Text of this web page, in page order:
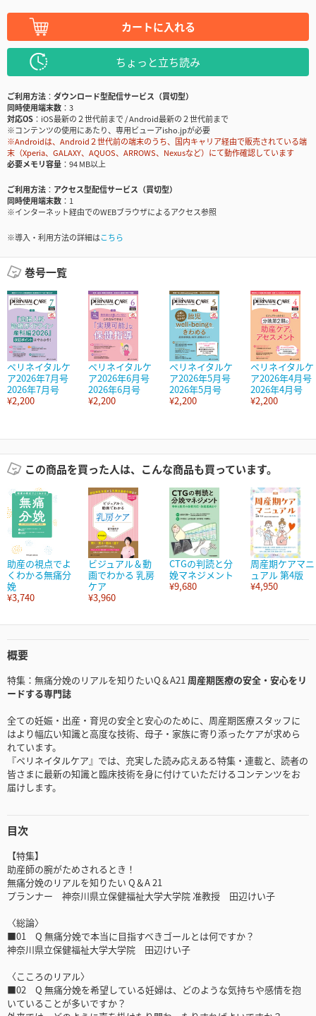
カートに入れる
ちょっと立ち読み
ご利用方法
ダウンロード型配信サービス（買切型）
同時使用端末数
3
対応OS
iOS最新の２世代前まで / Android最新の２世代前まで
※コンテンツの使用にあたり、専用ビューアisho.jpが必要
※Androidは、Android２世代前の端末のうち、国内キャリア経由で販売されている端
末（Xperia、GALAXY、AQUOS、ARROWS、Nexusなど）にて動作確認しています
必要メモリ容量
94 MB以上
ご利用方法
アクセス型配信サービス（買切型）
同時使用端末数
1
※インターネット経由でのWEBブラウザによるアクセス参照
※導入・利用方法の詳細はこちら
巻号一覧
ペリネイタルケ
ア2026年7月号
2026年7月号
¥2,200
ペリネイタルケ
ア2026年6月号
2026年6月号
¥2,200
ペリネイタルケ
ア2026年5月号
2026年5月号
¥2,200
ペリネイタルケ
ア2026年4月号
2026年4月号
¥2,200
この商品を買った人は、こんな商品も買っています。
助産の視点でよ
くわかる無痛分
娩
¥3,740
ビジュアル＆動
画でわかる 乳房
ケア
¥3,960
CTGの判読と分
娩マネジメント
¥9,680
周産期ケアマニ
ュアル 第4版
¥4,950
概要
特集：無痛分娩のリアルを知りたいQ＆A21 周産期医療の安全・安心をリ
ードする専門誌
全ての妊娠・出産・育児の安全と安心のために、周産期医療スタッフに
はより幅広い知識と高度な技術、母子・家族に寄り添ったケアが求めら
れています。
『ペリネイタルケア』では、充実した読み応えある特集・連載と、読者の
皆さまに最新の知識と臨床技術を身に付けていただけるコンテンツをお
届けします。
目次
【特集】
助産師の腕がためされるとき！
無痛分娩のリアルを知りたい Q＆A 21
プランナー 神奈川県立保健福祉大学大学院 准教授 田辺けい子
〈総論〉
■01 Q 無痛分娩で本当に目指すべきゴールとは何ですか？
神奈川県立保健福祉大学大学院 田辺けい子
〈こころのリアル〉
■02 Q 無痛分娩を希望している妊婦は、どのような気持ちや感情を抱
いていることが多いですか？